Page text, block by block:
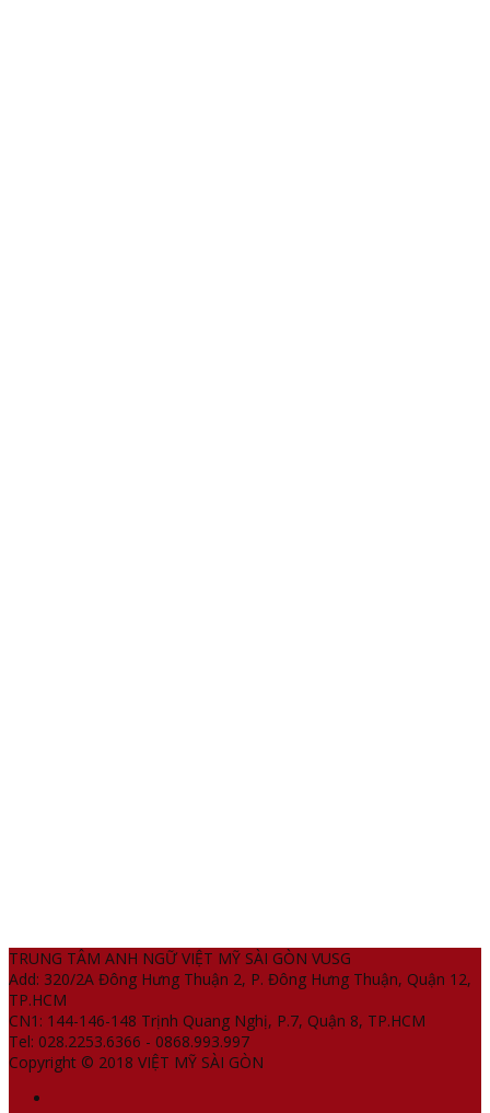
TRUNG TÂM ANH NGỮ VIỆT MỸ SÀI GÒN VUSG
Add: 320/2A Đông Hưng Thuận 2, P. Đông Hưng Thuận, Quận 12,
TP.HCM
CN1: 144-146-148 Trịnh Quang Nghị, P.7, Quận 8, TP.HCM
Tel: 028.2253.6366 - 0868.993.997
Copyright © 2018 VIỆT MỸ SÀI GÒN